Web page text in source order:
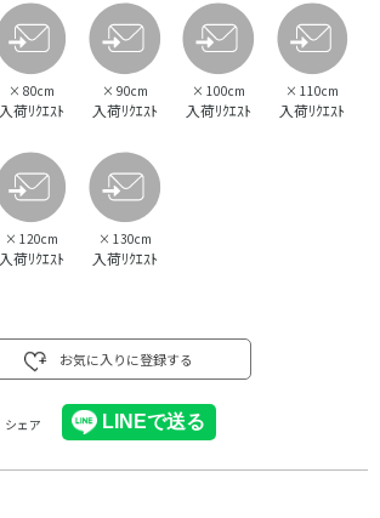
× 80cm
入荷ﾘｸｴｽﾄ
× 90cm
入荷ﾘｸｴｽﾄ
× 100cm
入荷ﾘｸｴｽﾄ
× 110cm
入荷ﾘｸｴｽﾄ
× 120cm
入荷ﾘｸｴｽﾄ
× 130cm
入荷ﾘｸｴｽﾄ
お気に入りに登録する
シェア